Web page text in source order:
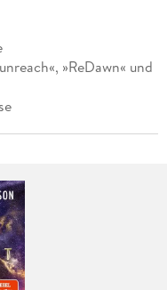
»ReDawn« und